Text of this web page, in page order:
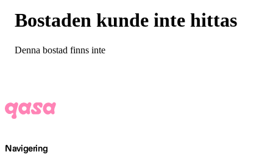
Bostaden kunde inte hittas
Denna bostad finns inte
Navigering